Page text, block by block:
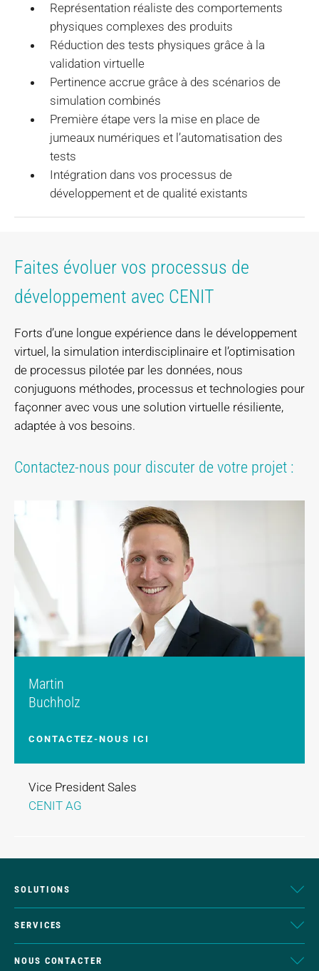
Représentation réaliste des comportements
physiques complexes des produits
Réduction des tests physiques grâce à la
validation virtuelle
Pertinence accrue grâce à des scénarios de
simulation combinés
Première étape vers la mise en place de
jumeaux numériques et l’automatisation des
tests
Intégration dans vos processus de
développement et de qualité existants
Faites évoluer vos processus de
développement avec CENIT
Forts d’une longue expérience dans le développement
virtuel, la simulation interdisciplinaire et l’optimisation
de processus pilotée par les données, nous
conjuguons méthodes, processus et technologies pour
façonner avec vous une solution virtuelle résiliente,
adaptée à vos besoins.
Contactez-nous pour discuter de votre projet :
Martin
Buchholz
CONTACTEZ-NOUS ICI
Vice President Sales
CENIT AG
SOLUTIONS
SERVICES
NOUS CONTACTER